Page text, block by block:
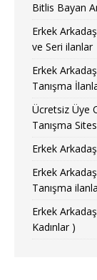
Bitlis Bayan
Erkek
ve Seri ilanlar
Erkek
Tanışma
Ücretsiz Üye
Tanışma
Erkek
Erkek
Tanışma
Erkek
Kadınlar )